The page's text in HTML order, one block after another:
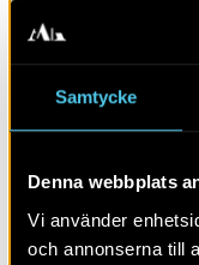
Samtycke
Denna webbplats
Vi använder
och annonserna till
Populärvetenskap